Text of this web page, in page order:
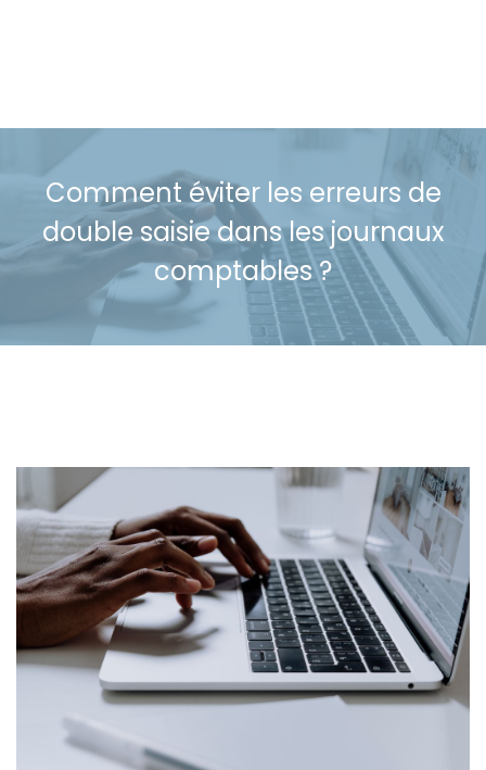
Comment éviter les erreurs de
double saisie dans les journaux
comptables ?